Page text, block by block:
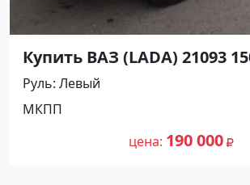
Купить ВАЗ (LADA) 21093
МКПП (70 л.с.) Бензин
Ахтанизовская: цвет
1994 года по цене 190000
объявление №26916 на
Руль Левый
МКПП
цена 190 000